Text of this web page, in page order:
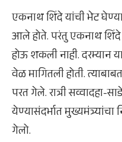
एकनाथ शिंदे यांची भेट
आले होते. परंतु एकनाथ शिंदे
होऊ शकली नाही. दरम्यान
वेळ मागितली होती.
परत गेले. रात्री सव्वादहा-
येण्यासंदर्भात मुख्यमंत्र्यांचा
गेलो.